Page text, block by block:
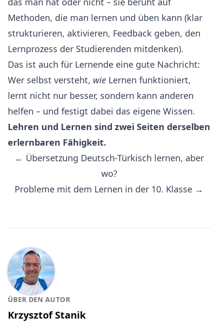
Methoden, die man lernen und üben kann (klar
strukturieren, aktivieren, Feedback geben, den
Lernprozess der Studierenden mitdenken).
Das ist auch für Lernende eine gute Nachricht:
Wer selbst versteht, wie Lernen funktioniert,
lernt nicht nur besser, sondern kann anderen
helfen – und festigt dabei das eigene Wissen.
Lehren und Lernen sind zwei Seiten derselben
erlernbaren Fähigkeit.
← Übersetzung Deutsch-Türkisch lernen, aber
wo?
Probleme mit dem Lernen in der 10. Klasse →
ÜBER DEN AUTOR
Krzysztof Stanik